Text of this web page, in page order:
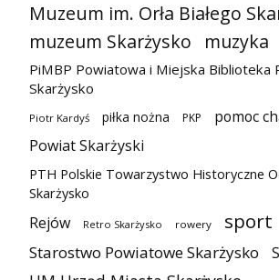
Muzeum im. Orła Białego
muzeum Skarżysko
muzyka
PiMBP Powiatowa i Miejska Biblioteka
Skarżysko
Piotr Kardyś piłka nożna PKP
pomoc
Powiat Skarżyski
PTH Polskie Towarzystwo Historyczne
Skarżysko
Rejów Retro Skarżysko rowery sport
Starostwo Powiatowe Skarżysko